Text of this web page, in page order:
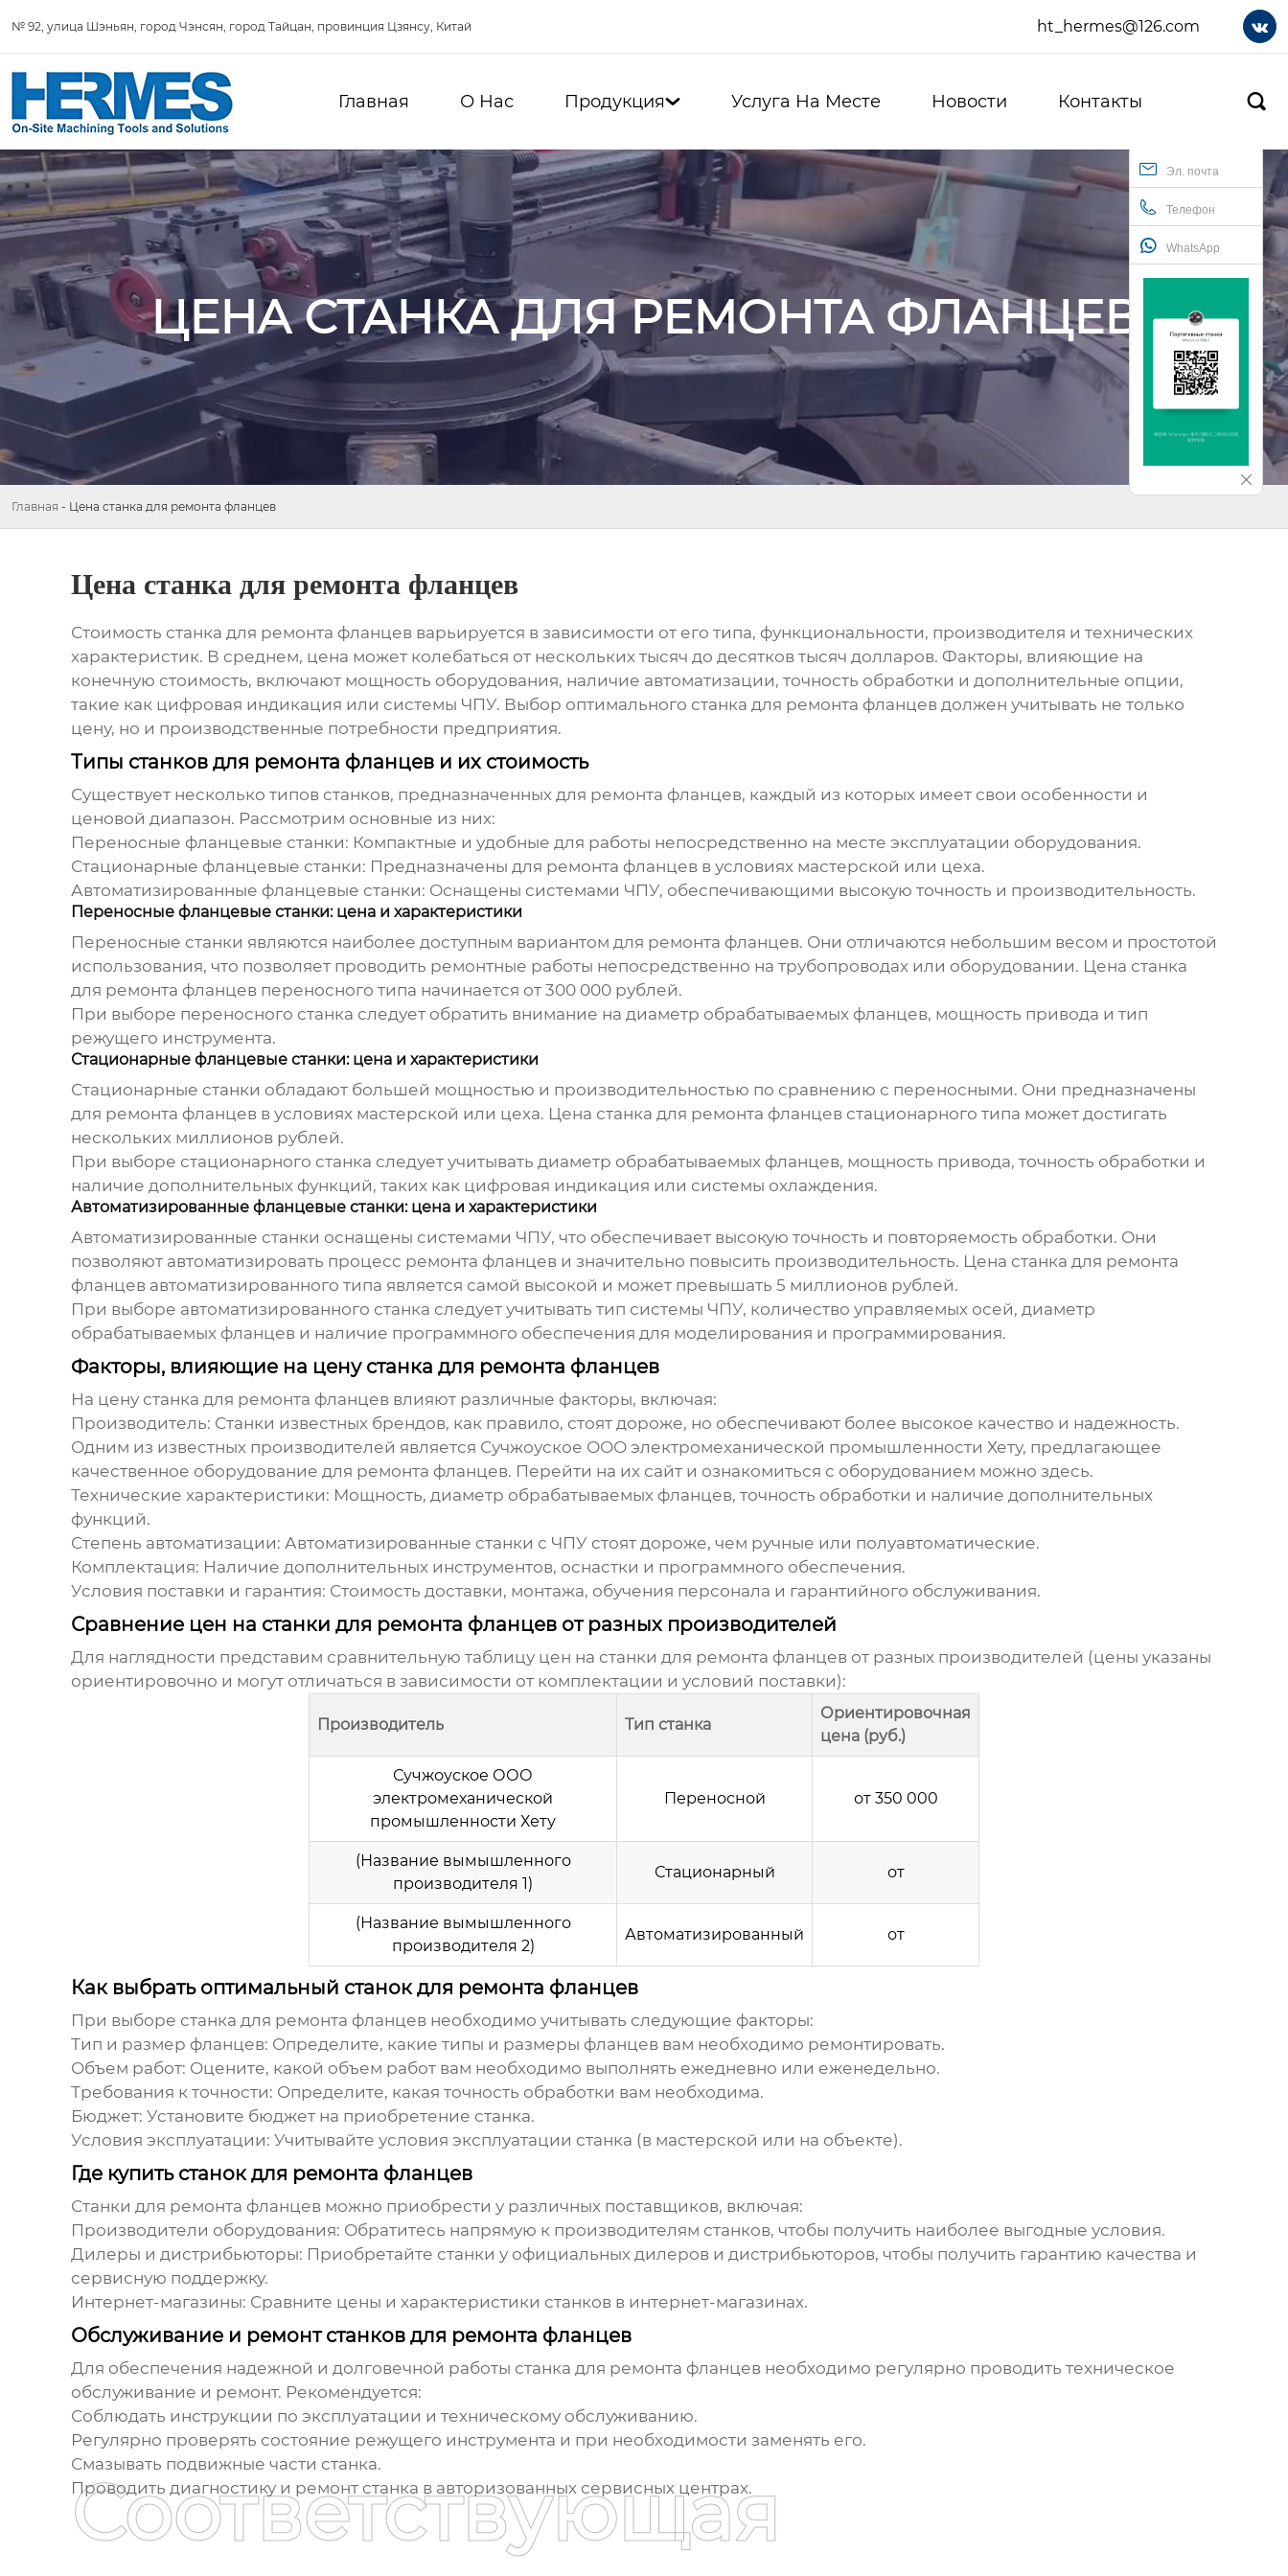
№ 92, улица Шэньян, город Чэнсян, город Тайцан, провинция Цзянсу, Китай ht_hermes@126.com 
Главная О Нас Продукция Услуга На Месте Новости Контакты 
Эл. почта
Телефон
WhatsApp
ЦЕНА СТАНКА ДЛЯ РЕМОНТА ФЛАНЦЕВ
Главная - Цена станка для ремонта фланцев
Цена станка для ремонта фланцев
Стоимость станка для ремонта фланцевварьируется в зависимости от его типа, функциональности, производителя и технических
характеристик. В среднем, цена может колебаться от нескольких тысяч до десятков тысяч долларов. Факторы, влияющие на
конечную стоимость, включают мощность оборудования, наличие автоматизации, точность обработки и дополнительные опции,
такие как цифровая индикация или системы ЧПУ. Выбор оптимального станка для ремонта фланцевдолжен учитывать не только
цену, но и производственные потребности предприятия.
Типы станков для ремонта фланцев и их стоимость
Существует несколько типов станков, предназначенных для ремонта фланцев, каждый из которых имеет свои особенности и
ценовой диапазон. Рассмотрим основные из них:
Переносные фланцевые станки: Компактные и удобные для работы непосредственно на месте эксплуатации оборудования.
Стационарные фланцевые станки: Предназначены для ремонта фланцев в условиях мастерской или цеха.
Автоматизированные фланцевые станки: Оснащены системами ЧПУ, обеспечивающими высокую точность и производительность.
Переносные фланцевые станки: цена и характеристики
Переносные станки являются наиболее доступным вариантом для ремонта фланцев. Они отличаются небольшим весом и простотой
использования, что позволяет проводить ремонтные работы непосредственно на трубопроводах или оборудовании. Цена станка
для ремонта фланцевпереносного типа начинается от 300 000 рублей.
При выборе переносного станка следует обратить внимание на диаметр обрабатываемых фланцев, мощность привода и тип
режущего инструмента.
Стационарные фланцевые станки: цена и характеристики
Стационарные станки обладают большей мощностью и производительностью по сравнению с переносными. Они предназначены
для ремонта фланцев в условиях мастерской или цеха. Цена станка для ремонта фланцевстационарного типа может достигать
нескольких миллионов рублей.
При выборе стационарного станка следует учитывать диаметр обрабатываемых фланцев, мощность привода, точность обработки и
наличие дополнительных функций, таких как цифровая индикация или системы охлаждения.
Автоматизированные фланцевые станки: цена и характеристики
Автоматизированные станки оснащены системами ЧПУ, что обеспечивает высокую точность и повторяемость обработки. Они
позволяют автоматизировать процесс ремонта фланцев и значительно повысить производительность. Цена станка для ремонта
фланцевавтоматизированного типа является самой высокой и может превышать 5 миллионов рублей.
При выборе автоматизированного станка следует учитывать тип системы ЧПУ, количество управляемых осей, диаметр
обрабатываемых фланцев и наличие программного обеспечения для моделирования и программирования.
Факторы, влияющие на цену станка для ремонта фланцев
На цену станка для ремонта фланцеввлияют различные факторы, включая:
Производитель: Станки известных брендов, как правило, стоят дороже, но обеспечивают более высокое качество и надежность.
Одним из известных производителей является Сучжоуское ООО электромеханической промышленности Хету, предлагающее
качественное оборудование для ремонта фланцев. Перейти на их сайт и ознакомиться с оборудованием можно здесь.
Технические характеристики: Мощность, диаметр обрабатываемых фланцев, точность обработки и наличие дополнительных
функций.
Степень автоматизации: Автоматизированные станки с ЧПУ стоят дороже, чем ручные или полуавтоматические.
Комплектация: Наличие дополнительных инструментов, оснастки и программного обеспечения.
Условия поставки и гарантия: Стоимость доставки, монтажа, обучения персонала и гарантийного обслуживания.
Сравнение цен на станки для ремонта фланцев от разных производителей
Для наглядности представим сравнительную таблицу цен на станки для ремонта фланцев от разных производителей (цены указаны
ориентировочно и могут отличаться в зависимости от комплектации и условий поставки):
Производитель Тип станка
Ориентировочная
цена (руб.)
Сучжоуское ООО
электромеханической
промышленности Хету
Переносной от 350 000
(Название вымышленного
производителя 1)
Стационарный от
(Название вымышленного
производителя 2)
Автоматизированный от
Как выбрать оптимальный станок для ремонта фланцев
При выборе станка для ремонта фланцевнеобходимо учитывать следующие факторы:
Тип и размер фланцев: Определите, какие типы и размеры фланцев вам необходимо ремонтировать.
Объем работ: Оцените, какой объем работ вам необходимо выполнять ежедневно или еженедельно.
Требования к точности: Определите, какая точность обработки вам необходима.
Бюджет: Установите бюджет на приобретение станка.
Условия эксплуатации: Учитывайте условия эксплуатации станка (в мастерской или на объекте).
Где купить станок для ремонта фланцев
Станки для ремонта фланцев можно приобрести у различных поставщиков, включая:
Производители оборудования: Обратитесь напрямую к производителям станков, чтобы получить наиболее выгодные условия.
Дилеры и дистрибьюторы: Приобретайте станки у официальных дилеров и дистрибьюторов, чтобы получить гарантию качества и
сервисную поддержку.
Интернет-магазины: Сравните цены и характеристики станков в интернет-магазинах.
Обслуживание и ремонт станков для ремонта фланцев
Для обеспечения надежной и долговечной работы станка для ремонта фланцевнеобходимо регулярно проводить техническое
обслуживание и ремонт. Рекомендуется:
Соблюдать инструкции по эксплуатации и техническому обслуживанию.
Регулярно проверять состояние режущего инструмента и при необходимости заменять его.
Смазывать подвижные части станка.
Проводить диагностику и ремонт станка в авторизованных сервисных центрах.
Соответствующая